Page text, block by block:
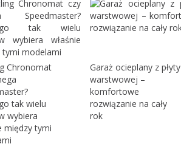
Chronomat
tak wielu
wybiera
między tymi
Garaż ocieplany z płyty
warstwowej –
komfortowe
rozwiązanie na cały
rok